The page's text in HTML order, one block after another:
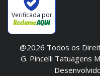
Verificada por
@2026 Todos os
G. Pincelli Tatuagens